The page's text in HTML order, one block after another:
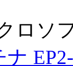
ロソ